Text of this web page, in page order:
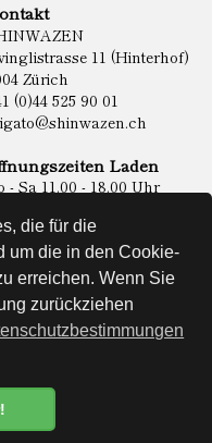
die für die
um die in den Cookie-
erreichen. Wenn Sie
zurückziehen
11 (Hinterhof)
Zürich
(0)44 525 90 01
Laden
- Sa 11.00 - 18.00 Uhr
Shop
& Shochu
Food